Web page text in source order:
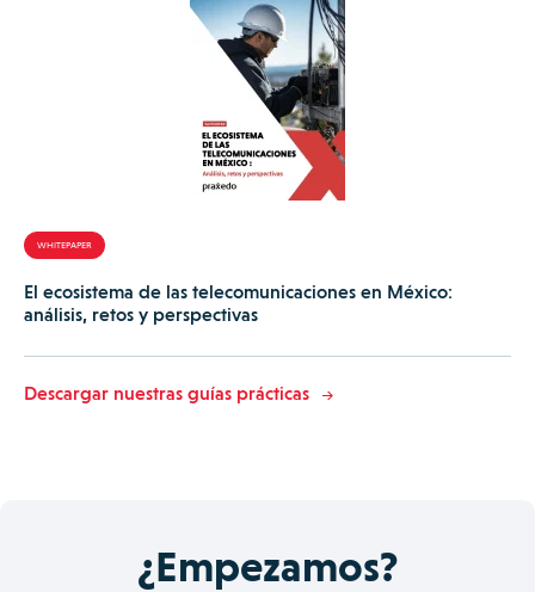
WHITEPAPER
El ecosistema de las telecomunicaciones en México:
análisis, retos y perspectivas
Descargar nuestras guías prácticas
¿Empezamos?